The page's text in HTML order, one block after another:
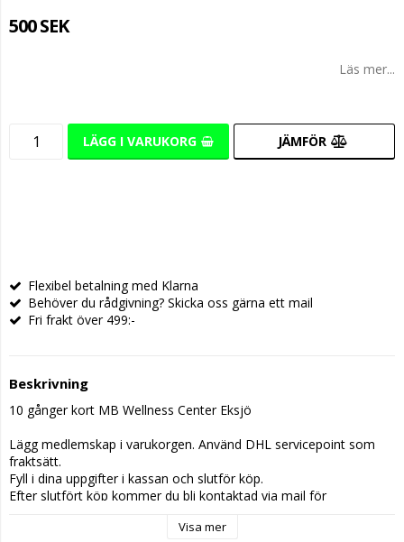
500 SEK
Läs mer...
LÄGG I VARUKORG JÄMFÖR
Flexibel betalning med Klarna
Behöver du rådgivning? Skicka oss gärna ett mail
Fri frakt över 499:-
Beskrivning
10 gånger kort MB Wellness Center Eksjö
Lägg medlemskap i varukorgen. Använd DHL servicepoint som
fraktsätt.
Fyll i dina uppgifter i kassan och slutför köp.
Efter slutfört köp kommer du bli kontaktad via mail för
Visa mer